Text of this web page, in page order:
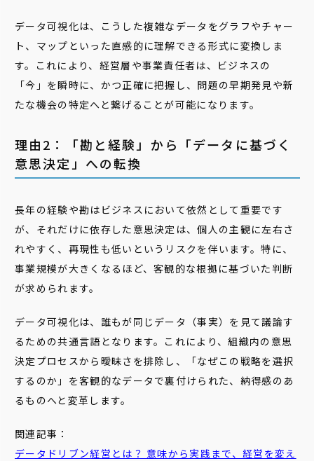
データ可視化は、こうした複雑なデータをグラフやチャー
ト、マップといった直感的に理解できる形式に変換しま
す。これにより、経営層や事業責任者は、ビジネスの
「今」を瞬時に、かつ正確に把握し、問題の早期発見や新
たな機会の特定へと繋げることが可能になります。
理由2：「勘と経験」から「データに基づく
意思決定」への転換
長年の経験や勘はビジネスにおいて依然として重要です
が、それだけに依存した意思決定は、個人の主観に左右さ
れやすく、再現性も低いというリスクを伴います。特に、
事業規模が大きくなるほど、客観的な根拠に基づいた判断
が求められます。
データ可視化は、誰もが同じデータ（事実）を見て議論す
るための共通言語となります。これにより、組織内の意思
決定プロセスから曖昧さを排除し、「なぜこの戦略を選択
するのか」を客観的なデータで裏付けられた、納得感のあ
るものへと変革します。
関連記事：
データドリブン経営とは？ 意味から実践まで、経営を変え